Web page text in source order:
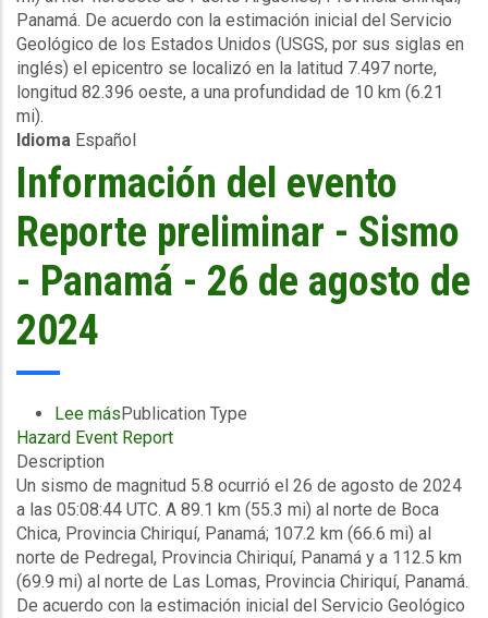
-
Panamá
-
09
noviembre
2024
Panamá. De acuerdo con la estimación inicial del Servicio
Geológico de los Estados Unidos (USGS, por sus siglas en
inglés) el epicentro se localizó en la latitud 7.497 norte,
longitud 82.396 oeste, a una profundidad de 10 km (6.21
mi).
Idioma Español
Información del evento
Reporte preliminar - Sismo
- Panamá - 26 de agosto de
2024
Lee mássobre
Información
evento
Reporte
preliminar
-
Sismo
-
Publication Type
Hazard Event Report
Description
Un sismo de magnitud 5.8 ocurrió el 26 de agosto de 2024
a las 05:08:44 UTC. A 89.1 km (55.3 mi) al norte de Boca
Chica, Provincia Chiriquí, Panamá; 107.2 km (66.6 mi) al
norte de Pedregal, Provincia Chiriquí, Panamá y a 112.5 km
(69.9 mi) al norte de Las Lomas, Provincia Chiriquí, Panamá.
De acuerdo con la estimación inicial del Servicio Geológico